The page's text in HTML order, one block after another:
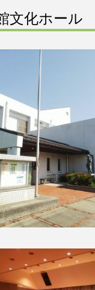
文化ホール